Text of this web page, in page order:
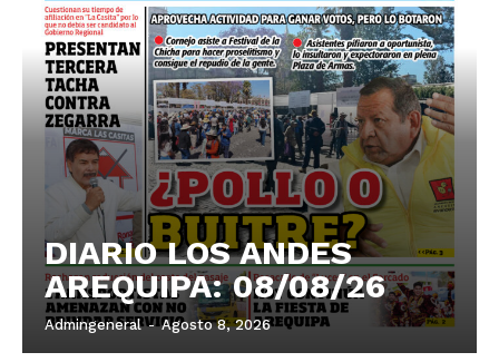
DIARIO LOS ANDES
AREQUIPA: 08/08/26
Admingeneral - Agosto 8, 2026